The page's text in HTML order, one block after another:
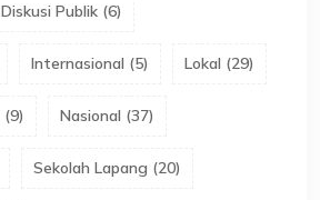
Diskusi Publik (6)
Internasional (5) Lokal (29)
(9) Nasional (37)
Sekolah Lapang (20)